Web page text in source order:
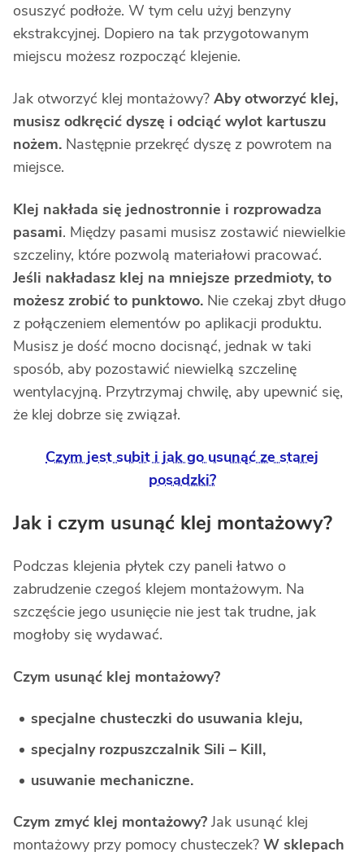
osuszyć podłoże. W tym celu użyj benzyny
ekstrakcyjnej. Dopiero na tak przygotowanym
miejscu możesz rozpocząć klejenie.
Jak otworzyć klej montażowy? Aby otworzyć klej,
musisz odkręcić dyszę i odciąć wylot kartuszu
nożem. Następnie przekręć dyszę z powrotem na
miejsce.
Klej nakłada się jednostronnie i rozprowadza
pasami. Między pasami musisz zostawić niewielkie
szczeliny, które pozwolą materiałowi pracować.
Jeśli nakładasz klej na mniejsze przedmioty, to
możesz zrobić to punktowo. Nie czekaj zbyt długo
z połączeniem elementów po aplikacji produktu.
Musisz je dość mocno docisnąć, jednak w taki
sposób, aby pozostawić niewielką szczelinę
wentylacyjną. Przytrzymaj chwilę, aby upewnić się,
że klej dobrze się związał.
Czym jest subit i jak go usunąć ze starej
posadzki?
Jak i czym usunąć klej montażowy?
Podczas klejenia płytek czy paneli łatwo o
zabrudzenie czegoś klejem montażowym. Na
szczęście jego usunięcie nie jest tak trudne, jak
mogłoby się wydawać.
Czym usunąć klej montażowy?
specjalne chusteczki do usuwania kleju,
specjalny rozpuszczalnik Sili – Kill,
usuwanie mechaniczne.
Czym zmyć klej montażowy? Jak usunąć klej
montażowy przy pomocy chusteczek? W sklepach